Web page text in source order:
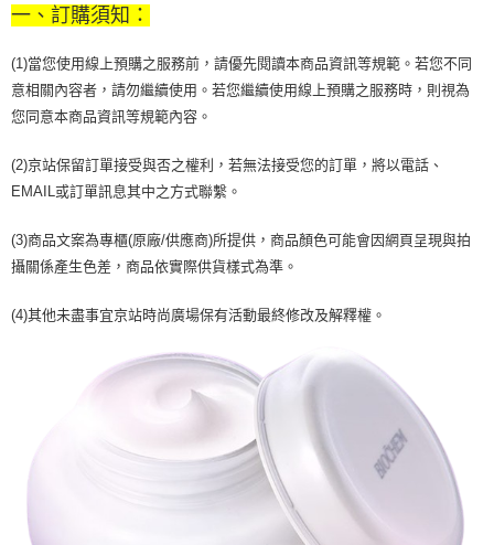
流程，驗證手機門號後，選擇欲分期的期數、繳款截止日，確認付款後即完
成交易。
4.訂單成立30分鐘內，如未前往確認交易或遇審核未通過，訂單將自動取
消。如遇「轉專審核」未通過狀況，表示未達大哥付你分期系統評分，恕無
法說明評估內容。
【繳款方式說明】
醒簡訊。
2.透過簡訊連結打開帳單後，可選擇「超商條碼／台灣大直營門市／銀行轉
【注意事項】
1.本服務係由「台灣大哥大股份有限公司」（以下簡稱本公司）所提供，讓
買賣價金債權讓與本公司後，依約使用本公司帳單繳交帳款。
2.基於同意付款使用「大哥付你分期」之契約關係目的，商店將以您的個人
由本公司與您本人進行分期帳單所需資料之確認、核對及更正。
3.完整用戶服務條款，請詳閱以下連結：https://oppay.tw/userRule
【關於「AFTEE先享後付」】
便利好安心！
２．便利：只要手機號碼，簡訊認證，即可結帳。
３．安心：先確認商品／服務後，再付款。
【「AFTEE先享後付」結帳流程】
１．於結帳方式選擇「AFTEE先享後付」後，將跳轉至「AFTEE先享後付」
結帳頁面，進行簡訊認證並確認金額後，即可完成結帳。
３．收到繳費通知簡訊後14天內，點擊此簡訊中的連結，可透過四大超商／
ATM／網路銀行／等多元方式進行付款，方視為交易完成。
※ 請注意：結帳手續完成當下不需立刻繳費，但若您需要取消訂單，請聯絡
後付繳納相關費用。
是否繳費成功／繳費後需取消欲退款等相關疑問，請聯繫「AFTEE先享後付
客戶支援中心」
https://netprotections.freshdesk.com/support/home
１．透過由恩沛科技股份有限公司提供之「AFTEE先享後付」服務完成之交
易，需依本服務之必要範圍內提供個人資料，並將交易相關給付款項請求債
２．關於個人資料處理事宜，請瀏覽以下網址：
３．未成年的使用者請事先徵得法定代理人或監護人之同意方可使用
運送方式
付款後全家取貨
每筆NT$70，滿NT$899(含以上)免運費
付款後7-11取貨
宅配
請自備購物袋，若需購買紙袋可現場詢問
一、訂購須知：
(1)當您使用線上預購之服務前，請優先閱讀本商品資訊等規範。若您不同
意相關內容者，請勿繼續使用。若您繼續使用線上預購之服務時，則視為
您同意本商品資訊等規範內容。
(2)京站保留訂單接受與否之權利，若無法接受您的訂單，將以電話、
EMAIL或訂單訊息其中之方式聯繫。
(3)商品文案為專櫃(原廠/供應商)所提供，商品顏色可能會因網頁呈現與拍
攝關係產生色差，商品依實際供貨樣式為準。
(4)其他未盡事宜京站時尚廣場保有活動最終修改及解釋權。